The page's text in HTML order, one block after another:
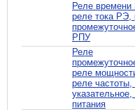
Реле
реле тока РЭ,
РПУ
Реле
реле
реле частоты,
указательное,
питания